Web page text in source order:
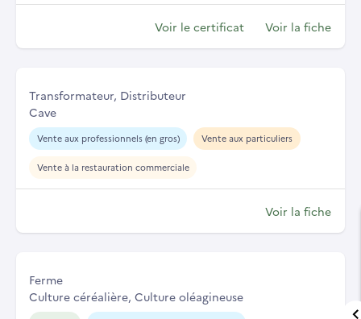
Voir le certificat Voir la fiche
Transformateur, Distributeur
Cave
Vente aux professionnels (en gros) Vente aux particuliers
Vente à la restauration commerciale
Voir la fiche
Ferme
Culture céréalière, Culture oléagineuse